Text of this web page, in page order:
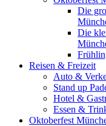
Die
Die
Reisen & Freizeit
Auto &
Stand up
Hotel &
Essen &
Oktoberfest